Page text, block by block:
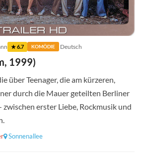
★ 6.7 KOMÖDIE Deutsch
1999)
über Teenager, die am kürzeren,
durch die Mauer geteilten Berliner
erster Liebe, Rockmusik und
Sonnenallee